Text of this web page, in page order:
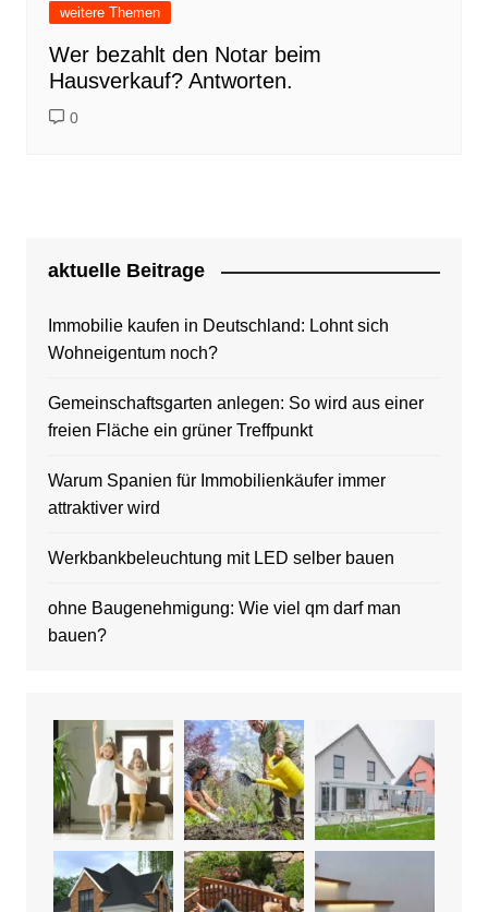
weitere Themen
Wer bezahlt den Notar beim
Hausverkauf? Antworten.
0
aktuelle Beitrage
Immobilie kaufen in Deutschland: Lohnt sich
Wohneigentum noch?
Gemeinschaftsgarten anlegen: So wird aus einer
freien Fläche ein grüner Treffpunkt
Warum Spanien für Immobilienkäufer immer
attraktiver wird
Werkbankbeleuchtung mit LED selber bauen
ohne Baugenehmigung: Wie viel qm darf man
bauen?